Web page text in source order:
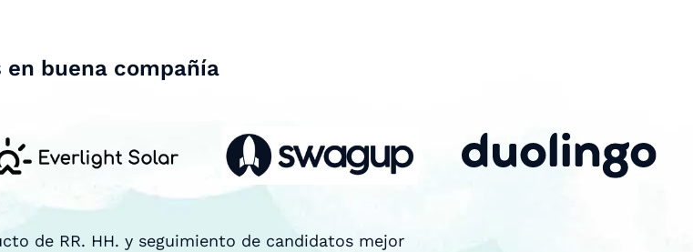
en buena compañía
de RR. HH. y seguimiento de candidatos mejor